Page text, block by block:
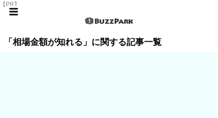
【PR】
「相場金額が知れる」に関する記事一覧